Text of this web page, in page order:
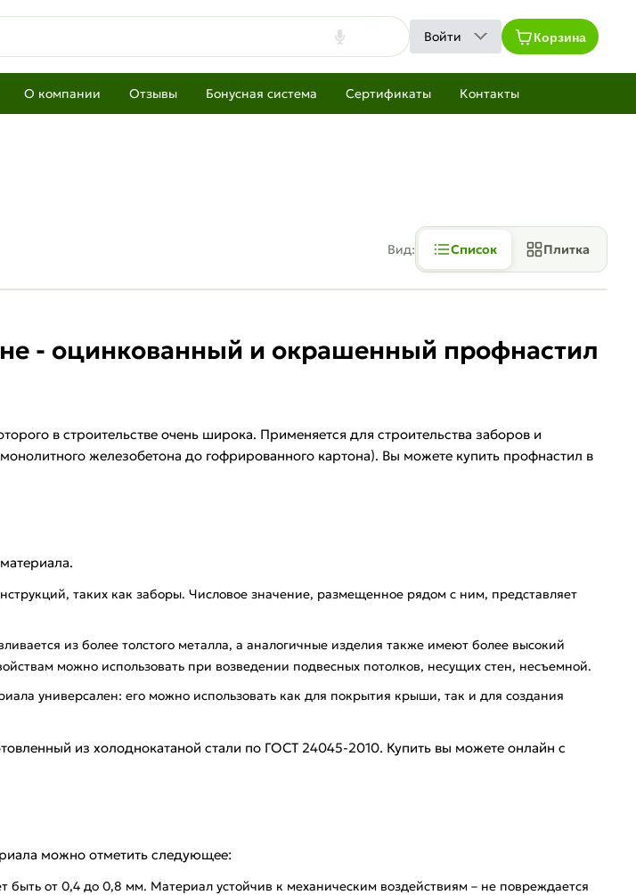
Войти Корзина
О компании Отзывы Бонусная система Сертификаты Контакты
Вид: Список Плитка
- оцинкованный и окрашенный профнастил
в строительстве очень широка. Применяется для строительства заборов и
железобетона до гофрированного картона). Вы можете купить профнастил в
таких как заборы. Числовое значение, размещенное рядом с ним, представляет
из более толстого металла, а аналогичные изделия также имеют более высокий
можно использовать при возведении подвесных потолков, несущих стен, несъемной.
универсален: его можно использовать как для покрытия крыши, так и для создания
из холоднокатаной стали по ГОСТ 24045-2010. Купить вы можете онлайн с
можно отметить следующее:
от 0,4 до 0,8 мм. Материал устойчив к механическим воздействиям – не повреждается